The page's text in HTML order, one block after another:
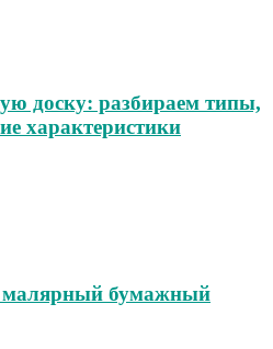
доску: разбираем типы,
характеристики
малярный бумажный